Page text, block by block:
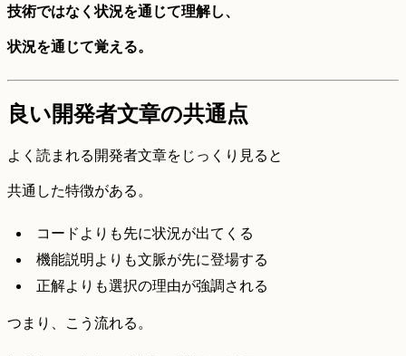
技術ではなく状況を通じて理解し、
状況を通じて覚える。
良い開発者文章の共通点
よく読まれる開発者文章をじっくり見ると
共通した特徴がある。
コードよりも先に状況が出てくる
機能説明よりも文脈が先に登場する
正解よりも選択の理由が強調される
つまり、こう流れる。